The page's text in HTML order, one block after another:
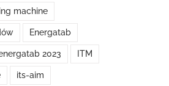
machine
Energatab
2023 ITM
its-aim